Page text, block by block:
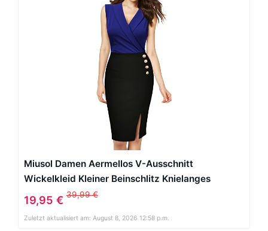
Miusol Damen Aermellos V-Ausschnitt
Wickelkleid Kleiner Beinschlitz Knielanges
Abendkleid Blau Gr.XXL
19,95 € 39,99 €
Zuletzt aktualisiert am: August 8, 2026 12:58 p.m.